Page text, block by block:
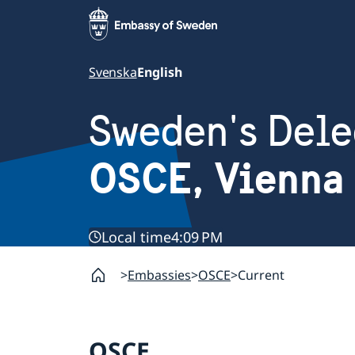
SvenskaEnglish
Sweden's
OSCE, Vienna
Local time4:09 PM
Embassies OSCE Current